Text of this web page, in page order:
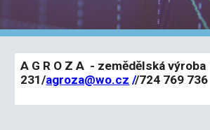
A G R O Z A - zemědělská výroba
231/agroza@wo.cz //724 769 736